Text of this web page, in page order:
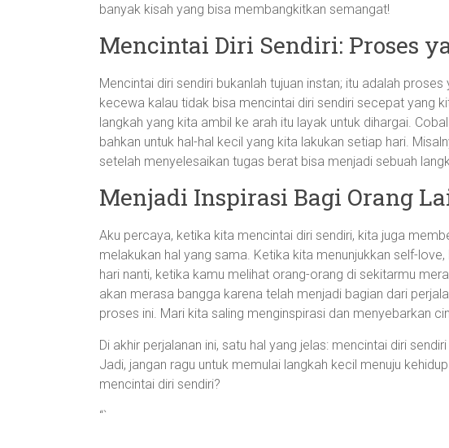
banyak kisah yang bisa membangkitkan semangat!
Mencintai Diri Sendiri: Proses
Mencintai diri sendiri bukanlah tujuan instan; itu adalah
kecewa kalau tidak bisa mencintai diri sendiri secepat yang
langkah yang kita ambil ke arah itu layak untuk dihargai.
bahkan untuk hal-hal kecil yang kita lakukan setiap hari.
setelah menyelesaikan tugas berat bisa menjadi sebuah
Menjadi Inspirasi Bagi Orang
Aku percaya, ketika kita mencintai diri sendiri, kita juga
melakukan hal yang sama. Ketika kita menunjukkan self-
hari nanti, ketika kamu melihat orang-orang di sekitarmu
akan merasa bangga karena telah menjadi bagian dari
proses ini. Mari kita saling menginspirasi dan menyebarkan
Di akhir perjalanan ini, satu hal yang jelas: mencintai diri
Jadi, jangan ragu untuk memulai langkah kecil menuju
mencintai diri sendiri?
“`